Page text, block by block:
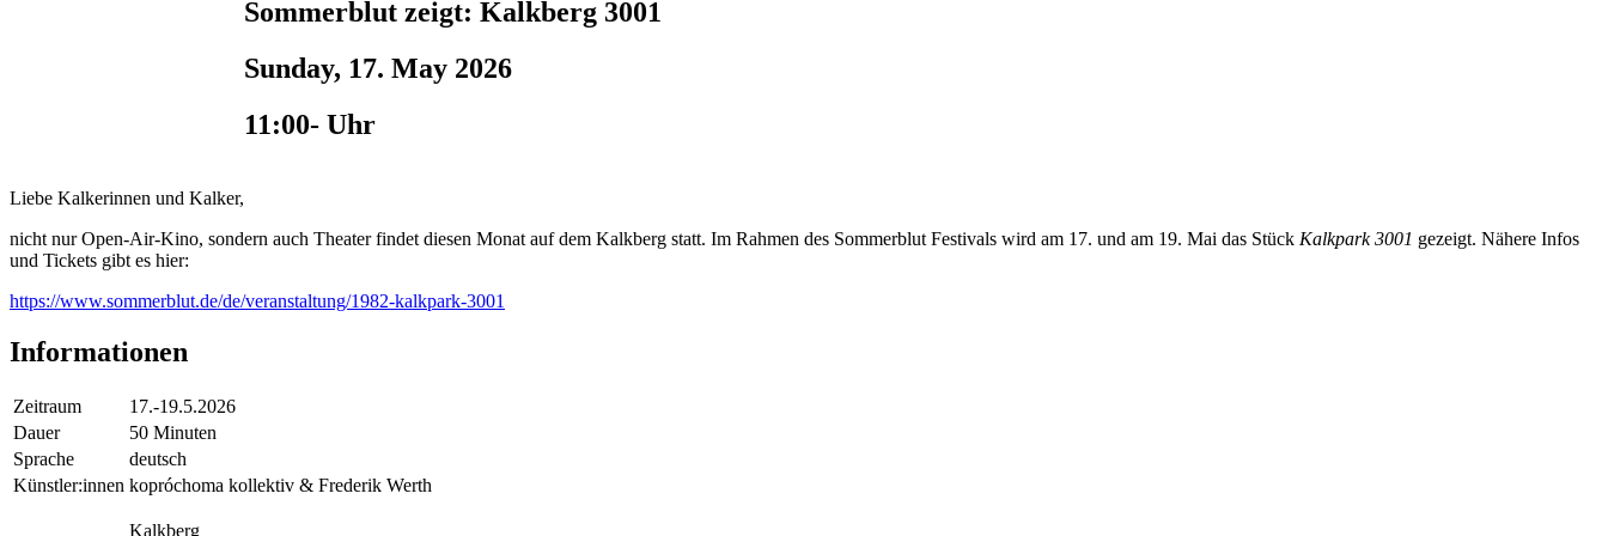
Sommerblut zeigt: Kalkberg 3001
Sunday, 17. May 2026
11:00- Uhr
Liebe Kalkerinnen und Kalker,
nicht nur Open-Air-Kino, sondern auch Theater findet diesen Monat auf dem Kalkberg statt. Im Rahmen des Sommerblut Festivals wird am 17. und am 19. Mai das Stück Kalkpark 3001 gezeigt. Nähere Infos
und Tickets gibt es hier:
https://www.sommerblut.de/de/veranstaltung/1982-kalkpark-3001
Informationen
Zeitraum
17.-19.5.2026
Dauer
50 Minuten
Sprache
deutsch
Künstler:innen kopróchoma kollektiv & Frederik Werth
Kalkberg